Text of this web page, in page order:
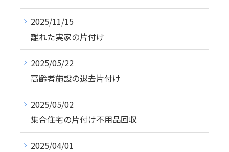
2025/11/15
離れた実家の片付け
2025/05/22
高齢者施設の退去片付け
2025/05/02
集合住宅の片付け不用品回収
2025/04/01